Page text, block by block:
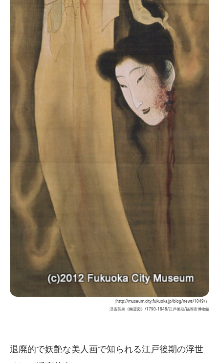
（http://museum.city.fukuoka.jp/blog/news/1049/）
渓斎英泉《幽霊図》/1790-1848/江戸後期/福岡市博物館
退廃的で妖艶な美人画で知られる江戸後期の浮世